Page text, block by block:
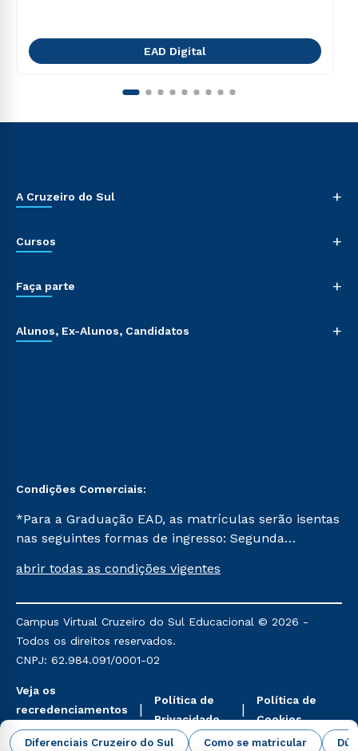
Diferenciais Cruzeiro do Sul Como se matricular
EAD Digital
A Cruzeiro do Sul +
Cursos +
Faça parte +
Alunos, Ex-Alunos, Candidatos +
Condições Comerciais:
*Para a Graduação EAD, as matrículas serão isentas
nas seguintes formas de ingresso: Segunda
Já para as demais, a taxa de matrícula será de R$
mencionadas são referentes aos cursos: Ensino
Religioso, Geografia para a Docência e Metodologia
do Ensino de História: Questões Atuais.
abrir todas as condições vigentes
Campus Virtual Cruzeiro do Sul Educacional © 2026 -
Todos os direitos reservados.
CNPJ: 62.984.091/0001-02
Veja os
recredenciamentos
aqui
Política de
Privacidade
Política de
Cookies